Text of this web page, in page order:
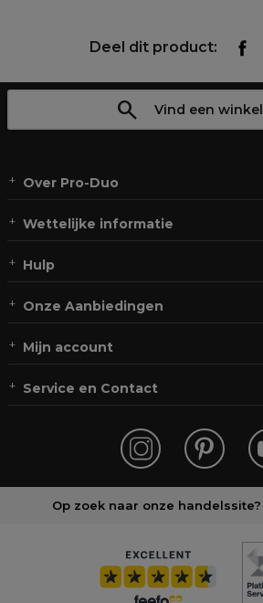
Deel dit product:
Vind een winkel
Over Pro-Duo
Wettelijke informatie
Hulp
Onze Aanbiedingen
Mijn account
Service en Contact
Op zoek naar onze handelssite?